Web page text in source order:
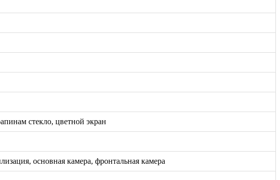
стекло, цветной экран
основная камера, фронтальная камера